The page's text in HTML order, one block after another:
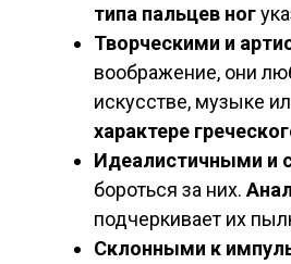
типа пальцев ног
Творческими и
воображение, они
искусстве, музыке
характере
Идеалистичными и
бороться за них.
подчеркивает их
Склонными к